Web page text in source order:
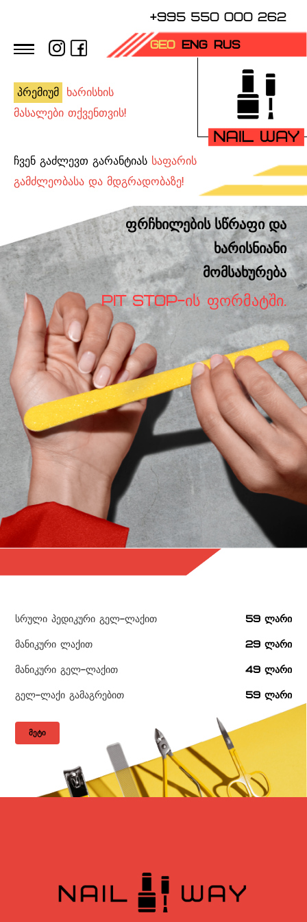
+995 550 000 262
GEO ENG RUS
პრემიუმ ხარისხის
მასალები თქვენთვის!
ჩვენ გაძლევთ გარანტიას საფარის
გამძლეობასა და მდგრადობაზე!
ფრჩხილების სწრაფი და
ხარისნიანი
მომსახურება
PIT STOP-ᲘᲡ ᲤᲝᲠᲛᲐᲢᲨᲘ.
სრული პედიკური გელ-ლაქით 59 ლარი
მანიკური ლაქით 29 ლარი
მანიკური გელ-ლაქით 49 ლარი
გელ-ლაქი გამაგრებით 59 ლარი
ᲛᲔᲢᲘ